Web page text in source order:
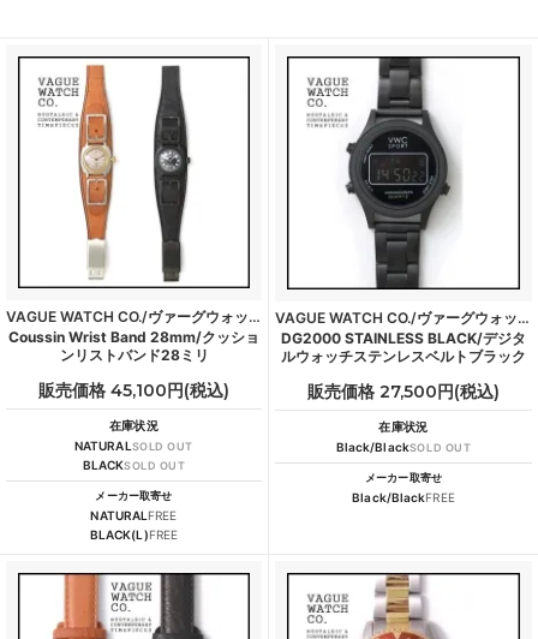
VAGUE WATCH CO./ヴァーグウォッチカンパニー
Coussin Wrist Band 28mm/クッショ
ンリストバンド28ミリ
販売価格 45,100円(税込)
在庫状況
NATURAL SOLD OUT
BLACKSOLD OUT
メーカー取寄せ
NATURAL FREE
BLACK(L)FREE
VAGUE WATCH CO./ヴァーグウォッチカンパニー
DG2000 STAINLESS BLACK/デジタ
ルウォッチステンレスベルトブラック
販売価格 27,500円(税込)
在庫状況
Black/BlackSOLD OUT
メーカー取寄せ
Black/BlackFREE